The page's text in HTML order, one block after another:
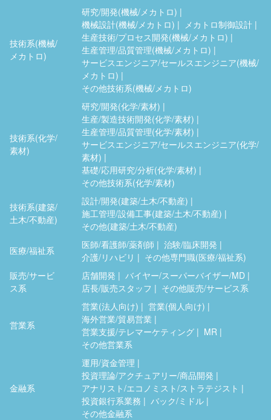
技術系(機械/
メカトロ)
研究/開発(機械/メカトロ)
機械設計(機械/メカトロ)
メカトロ制御設計
生産技術/プロセス開発(機械/メカトロ)
生産管理/品質管理(機械/メカトロ)
サービスエンジニア/セールスエンジニア(機械/
メカトロ)
その他技術系(機械/メカトロ)
技術系(化学/
素材)
研究/開発(化学/素材)
生産/製造技術開発(化学/素材)
生産管理/品質管理(化学/素材)
サービスエンジニア/セールスエンジニア(化学/
素材)
基礎/応用研究/分析(化学/素材)
その他技術系(化学/素材)
技術系(建築/
土木/不動産)
設計/開発(建築/土木/不動産)
施工管理/設備工事(建築/土木/不動産)
その他(建築/土木/不動産)
医療/福祉系
医師/看護師/薬剤師
治験/臨床開発
介護/リハビリ
その他専門職(医療/福祉系)
販売/サービ
ス系
店舗開発
バイヤー/スーパーバイザー/MD
店長/販売スタッフ
その他販売/サービス系
営業系
営業(法人向け)
営業(個人向け)
海外営業/貿易営業
営業支援/テレマーケティング
MR
その他営業系
金融系
運用/資金管理
投資理論/アクチュアリー/商品開発
アナリスト/エコノミスト/ストラテジスト
投資銀行系業務
バック/ミドル
その他金融系